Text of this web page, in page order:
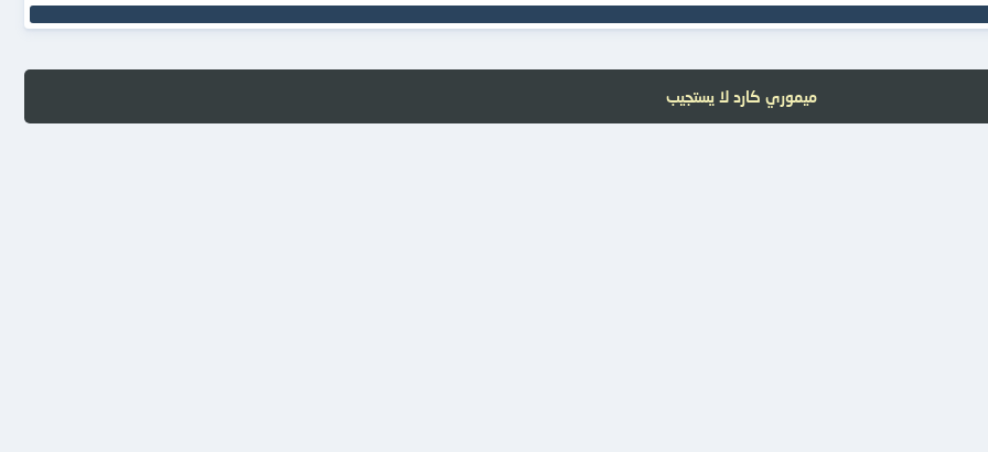
ميموري كارد لا يستجيب